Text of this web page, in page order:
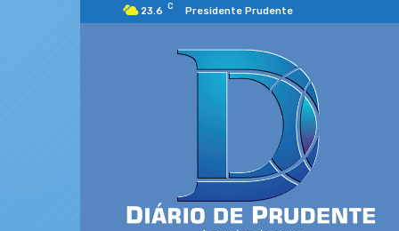
23.6 C Presidente Prudente